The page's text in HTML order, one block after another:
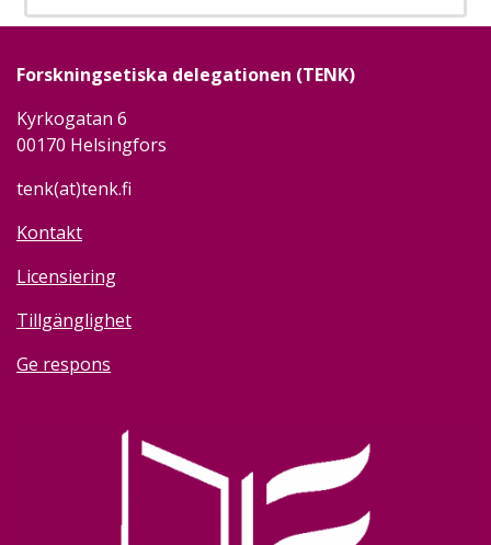
Forskningsetiska delegationen (TENK)
Kyrkogatan 6
00170 Helsingfors
tenk(at)tenk.fi
Kontakt
Licensiering
Tillgänglighet
Ge respons